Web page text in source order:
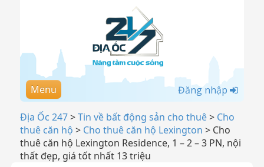
Menu Đăng nhập
Địa Ốc 247>Tin về bất động sản cho thuê> Cho
thuê căn hộ > Cho thuê căn hộ Lexington > Cho
thuê căn hộ Lexington Residence, 1 – 2 – 3 PN, nội
thất đẹp, giá tốt nhất 13 triệu